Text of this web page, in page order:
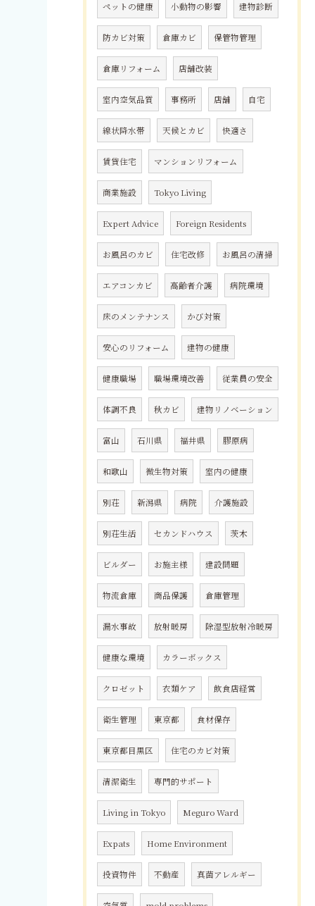
ペットの健康 小動物の影響 建物診断
防カビ対策 倉庫カビ 保管物管理
倉庫リフォーム 店舗改装
室内空気品質 事務所 店舗 自宅
線状降水帯 天候とカビ 快適さ
賃貸住宅 マンションリフォーム
商業施設 Tokyo Living
Expert Advice Foreign Residents
お風呂のカビ 住宅改修 お風呂の清掃
エアコンカビ 高齢者介護 病院環境
床のメンテナンス かび対策
安心のリフォーム 建物の健康
健康職場 職場環境改善 従業員の安全
体調不良 秋カビ 建物リノベーション
富山 石川県 福井県 膠原病
和歌山 微生物対策 室内の健康
別荘 新潟県 病院 介護施設
別荘生活 セカンドハウス 茨木
ビルダー お施主様 建設問題
物流倉庫 商品保護 倉庫管理
漏水事故 放射暖房 除湿型放射冷暖房
健康な環境 カラーボックス
クロゼット 衣類ケア 飲食店経営
衛生管理 東京都 食材保存
東京都目黒区 住宅のカビ対策
清潔衛生 専門的サポート
Living in Tokyo Meguro Ward
Expats Home Environment
投資物件 不動産 真菌アレルギー